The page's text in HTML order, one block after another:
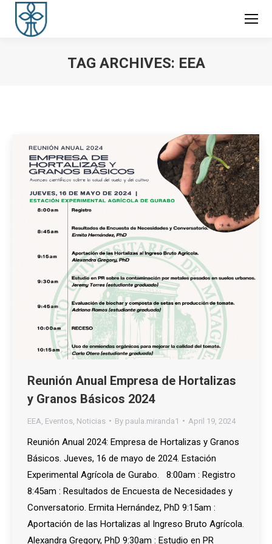
TAG ARCHIVES: EEA
Reunión Anual Empresa de Hortalizas
y Granos Básicos 2024
EEA Eventos Noticias By paula.miranda1 April 19, 2024
Reunión Anual 2024: Empresa de Hortalizas y Granos
Básicos. Jueves, 16 de mayo de 2024. Estación
Experimental Agrícola de Gurabo. 8:00am : Registro
8:45am : Resultados de Encuesta de Necesidades y
Conversatorio. Ermita Hernández, PhD 9:15am :
Aportación de las Hortalizas al Ingreso Bruto Agrícola.
Alexandra Gregory, PhD 9:30am : Estudio en PR